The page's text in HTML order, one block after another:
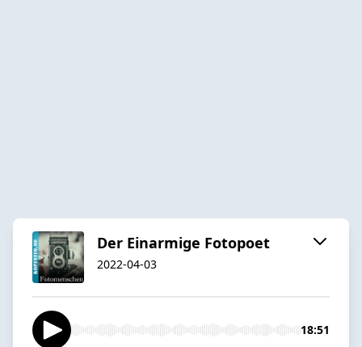
Der Einarmige Fotopoet
2022-04-03
18:51